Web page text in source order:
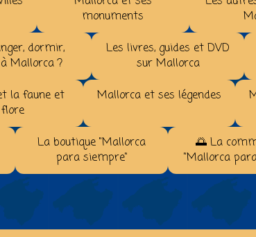
monuments
dormir,
Mallorca ?
Les livres, guides et DVD
sur Mallorca
la faune et
Mallorca et ses légendes
La boutique "Mallorca
para siempre"
🌅 La
"Mallorca